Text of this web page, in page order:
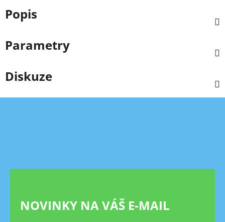
Popis
Parametry
Diskuze
Z
NOVINKY NA VÁŠ E-MAIL